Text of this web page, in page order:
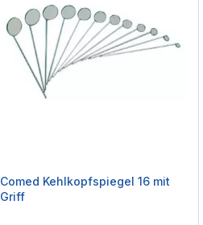
Comed Kehlkopfspiegel 16 mit
Griff